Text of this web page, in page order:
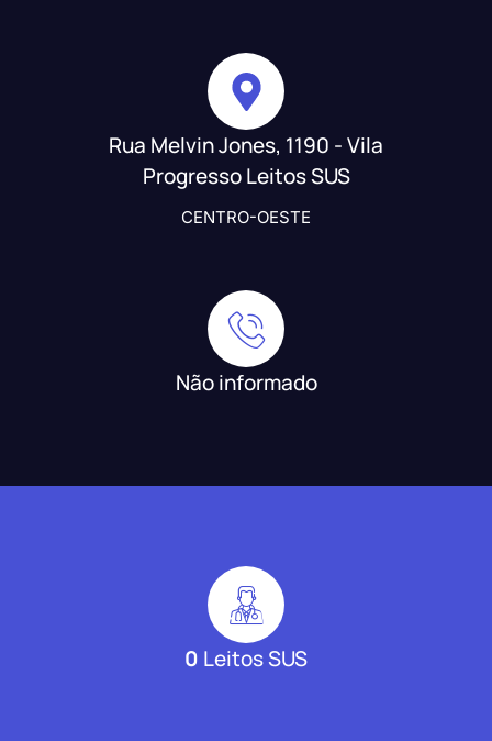
Rua Melvin Jones, 1190 - Vila
Progresso Leitos SUS
CENTRO-OESTE
Não informado
0 Leitos SUS